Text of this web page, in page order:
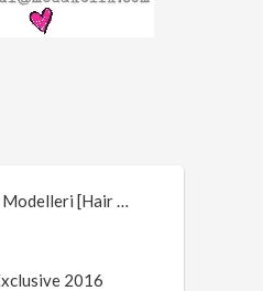
Modelleri [Hair …
2016